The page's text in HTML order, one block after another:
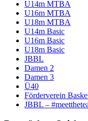
U14m MTBA
U16m MTBA
U18m MTBA
U14m Basic
U16m Basic
U18m Basic
JBBL
Damen 2
Damen 3
Ü40
Förderverein
JBBL –